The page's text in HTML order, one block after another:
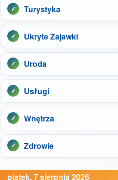
Turystyka
Ukryte Zajawki
Uroda
Usługi
Wnętrza
Zdrowie
piątek, 7 sierpnia 2026